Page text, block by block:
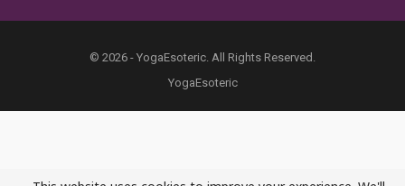
© 2026 - YogaEsoteric. All Rights Reserved.
YogaEsoteric